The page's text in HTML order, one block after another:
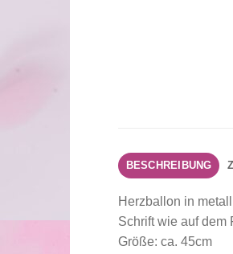
BESCHREIBUNG
Herzballon in
Schrift wie auf dem
Größe: ca. 45cm